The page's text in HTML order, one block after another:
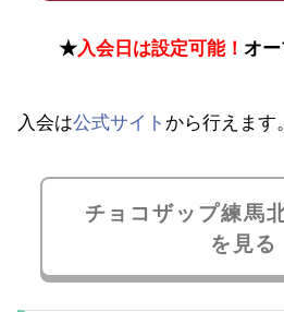
★入会日は設定可能！ オ
入会は公式サイト から行えます。
チョコザップ練馬
を見る